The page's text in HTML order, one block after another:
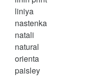
liniya
nastenka
natali
natural
orienta
paisley